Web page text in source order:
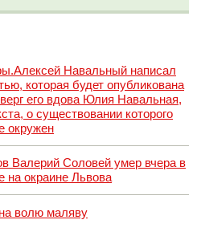
Навальный написал
которая будет опубликована
его вдова Юлия Навальная,
о существовании которого
окружен
Валерий Соловей умер вчера в
на окраине Львова
волю маляву